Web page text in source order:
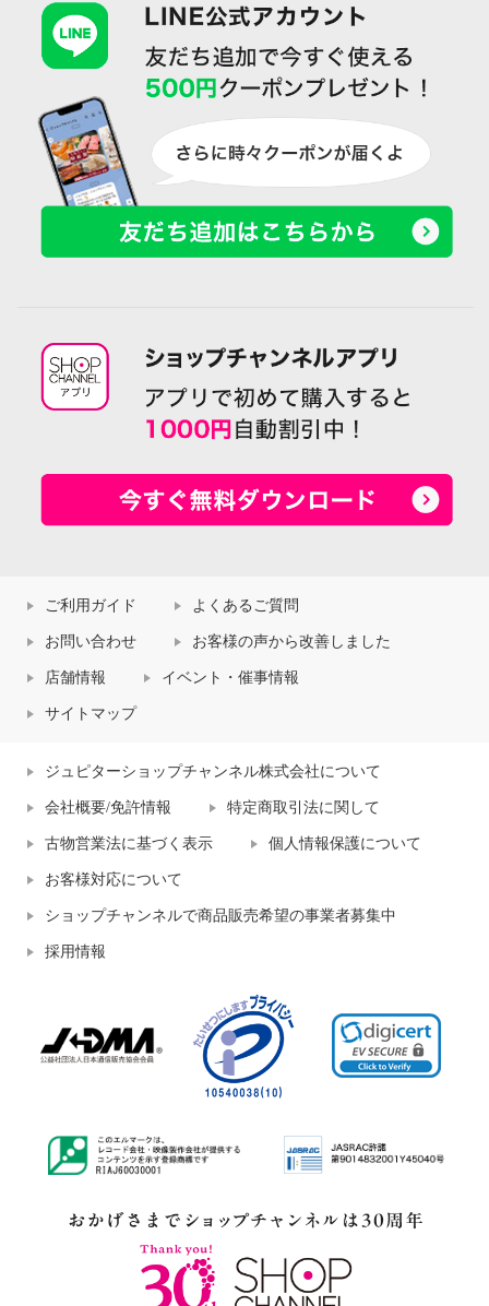
ご利用ガイド よくあるご質問
お問い合わせ お客様の声から改善しました
店舗情報 イベント・催事情報
サイトマップ
ジュピターショップチャンネル株式会社について
会社概要/免許情報 特定商取引法に関して
古物営業法に基づく表示 個人情報保護について
お客様対応について
ショップチャンネルで商品販売希望の事業者募集中
採用情報